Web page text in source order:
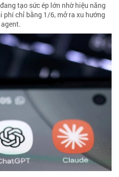
tạo sức ép lớn nhờ hiệu năng
phí chỉ bằng 1/6, mở ra xu hướng